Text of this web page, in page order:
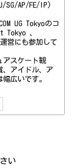
SG/AP/FE/IP)
UG Tokyoのコ
Tokyo 、
営にも参加して
アスケート観
、アイドル、ア
広いです。
い